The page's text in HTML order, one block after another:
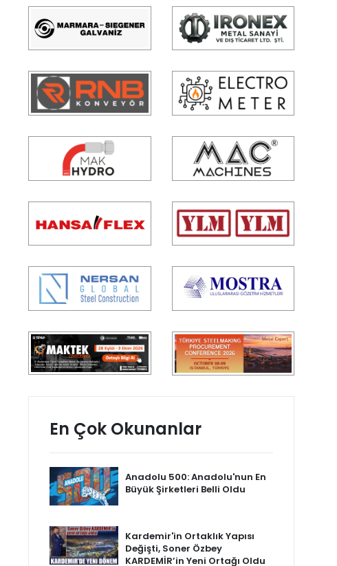
En Çok Okunanlar
Anadolu 500: Anadolu'nun En
Büyük Şirketleri Belli Oldu
Kardemir'in Ortaklık Yapısı
Değişti, Soner Özbey
KARDEMİR’in Yeni Ortağı Oldu